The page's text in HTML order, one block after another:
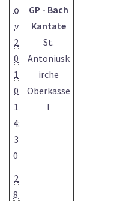
o
v
2
0
1
0
1
4:
3
0
GP - Bach
Kantate
St.
Antoniusk
irche
Oberkasse
l
2
8